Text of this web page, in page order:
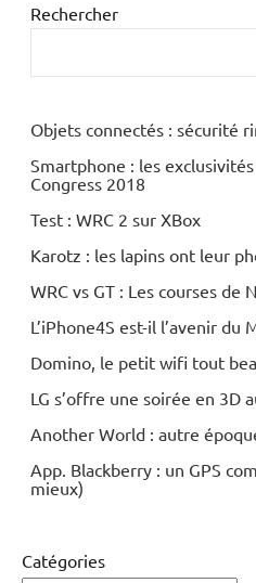
Rechercher
Objets connectés : sécurité
Smartphone : les
Congress 2018
Test : WRC 2 sur XBox
Karotz : les lapins ont leur
WRC vs GT : Les courses de
L’iPhone4S est-il l’avenir du
Domino, le petit wifi tout
LG s’offre une soirée en 3D
Another World : autre
App. Blackberry : un GPS
mieux)
Catégories